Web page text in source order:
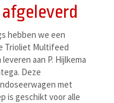
hebben we een
Trioliet Multifeed
aan P. Hijlkema
Deze
met
is geschikt voor alle